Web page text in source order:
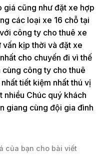
giá cũng như đặt xe hợp
các loại xe 16 chỗ tại
công ty cho thuê xe
kịp thời và đặt xe
cho chuyến đi vì thế
cùng công ty cho thuê
tiết kiệm nhất thú vị
nhiều Chúc quý khách
giang cùng đội gia đình
của bạn cho bài viết